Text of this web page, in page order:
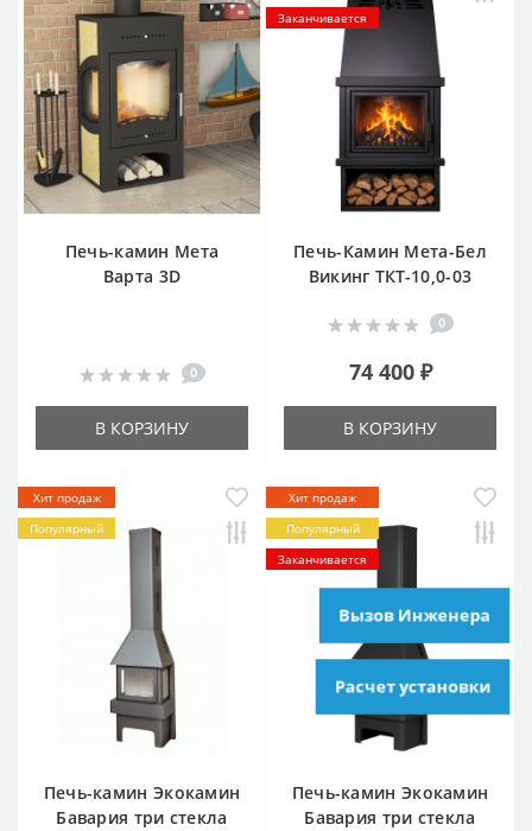
Печь-камин Мета
Варта 3D
0
В КОРЗИНУ
Заканчивается
Печь-Камин Мета-Бел
Викинг ТКТ-10,0-03
0
74 400 ₽
В КОРЗИНУ
Хит продаж
Популярный
Печь-камин Экокамин
Бавария три стекла
Хит продаж
Популярный
Заканчивается
Печь-камин Экокамин
Бавария три стекла
Расчет установки
Вызов Инженера